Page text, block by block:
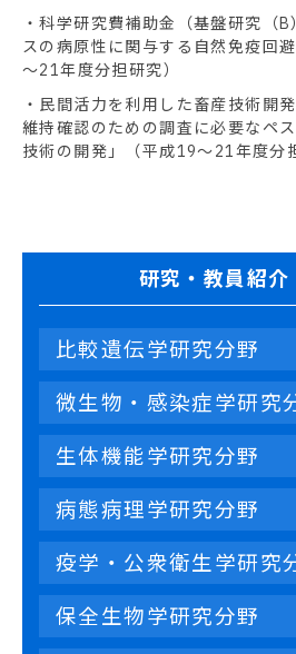
・科学研究費補助金（基盤研究（
スの病原性に関与する自然免疫回
～21年度分担研究）
・民間活力を利用した畜産技術開
維持確認のための調査に必要なペ
技術の開発」（平成19～21年度分
研究・教員紹介
比較遺伝学研究分野
微生物・感染症学研究
生体機能学研究分野
病態病理学研究分野
疫学・公衆衛生学研究
保全生物学研究分野